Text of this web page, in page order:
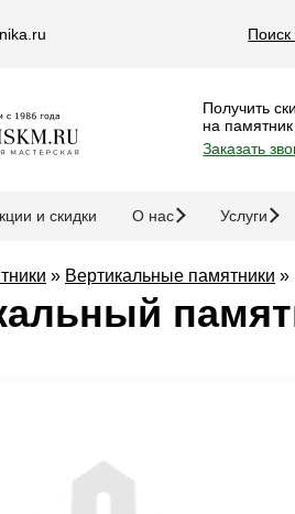
Поиск
Получить
на
Заказать
и скидки О нас Услуги
» Вертикальные памятники »